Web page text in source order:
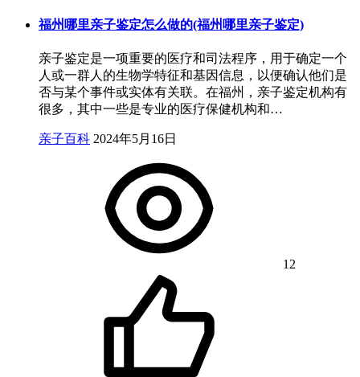
福州哪里亲子鉴定怎么做的(福州哪里亲子鉴定)
亲子鉴定是一项重要的医疗和司法程序，用于确定一个
人或一群人的生物学特征和基因信息，以便确认他们是
否与某个事件或实体有关联。在福州，亲子鉴定机构有
很多，其中一些是专业的医疗保健机构和…
亲子百科 2024年5月16日
12